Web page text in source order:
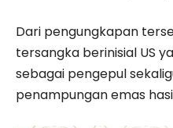
Dari pengungkapan
tersangka berinisial US
sebagai pengepul
penampungan emas